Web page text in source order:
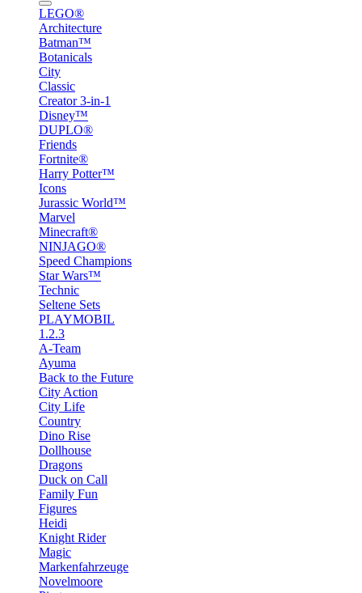
LEGO®
Architecture
Batman™
Botanicals
City
Classic
Creator 3-in-1
Disney™
DUPLO®
Friends
Fortnite®
Harry Potter™
Icons
Jurassic World™
Marvel
Minecraft®
NINJAGO®
Speed Champions
Star Wars™
Technic
Seltene Sets
PLAYMOBIL
1.2.3
A-Team
Ayuma
Back to the Future
City Action
City Life
Country
Dino Rise
Dollhouse
Dragons
Duck on Call
Family Fun
Figures
Heidi
Knight Rider
Magic
Markenfahrzeuge
Novelmoore